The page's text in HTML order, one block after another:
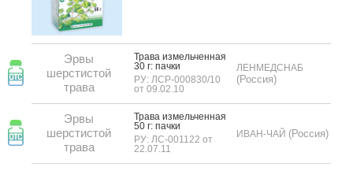
Эрвы
шерстистой
трава
Тра­ва из­мель­чен­ная
30 г: пач­ки
РУ: ЛСР-000830/10
от 09.02.10
ЛЕНМЕДСНАБ
(Россия)
Эрвы
шерстистой
трава
Тра­ва из­мель­чен­ная
50 г: пач­ки
РУ: ЛС-001122 от
22.07.11
ИВАН-ЧАЙ (Россия)